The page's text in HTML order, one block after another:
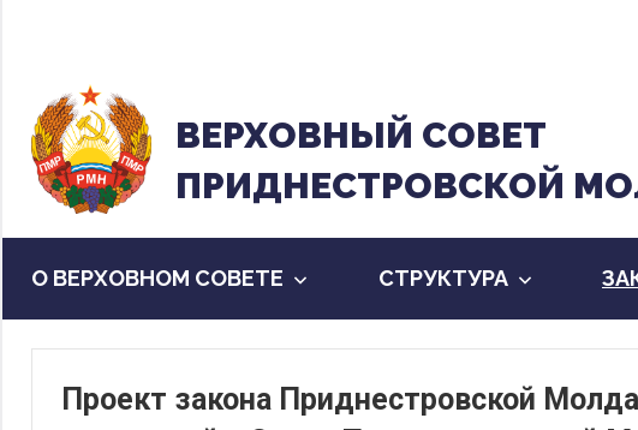
содержанию
ВЕРХОВНЫЙ CОВЕТ
ПРИДНЕСТРОВСКОЙ
О ВЕРХОВНОМ СОВЕТЕ CТРУКТУРА
Проект закона Приднестровской